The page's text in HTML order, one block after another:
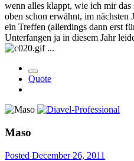
wenn alles klappt, wie ich mir
oben schon erwähnt, im nächsten
ein Treffen (allerdings dann erst
Unterfangen ja in diesem Jahr
...
Quote
Maso
Posted December 26, 2011